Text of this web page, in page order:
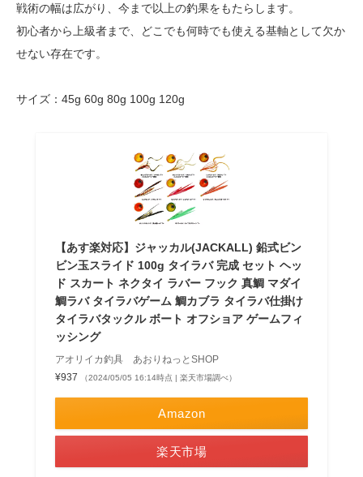
戦術の幅は広がり、今まで以上の釣果をもたらします。
初心者から上級者まで、どこでも何時でも使える基軸として欠か
せない存在です。
サイズ：45g 60g 80g 100g 120g
【あす楽対応】ジャッカル(JACKALL) 鉛式ビン
ビン玉スライド 100g タイラバ 完成 セット ヘッ
ド スカート ネクタイ ラバー フック 真鯛 マダイ
鯛ラバ タイラバゲーム 鯛カブラ タイラバ仕掛け
タイラバタックル ボート オフショア ゲームフィ
ッシング
アオリイカ釣具 あおりねっとSHOP
¥937
（2024/05/05 16:14時点 | 楽天市場調べ）
Amazon
楽天市場